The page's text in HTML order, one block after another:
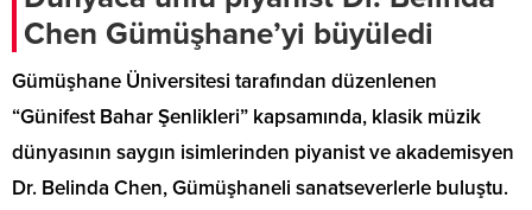
Chen Gümüşhane’yi büyüledi
Gümüşhane Üniversitesi tarafından düzenlenen
“Günifest Bahar Şenlikleri” kapsamında, klasik müzik
dünyasının saygın isimlerinden piyanist ve akademisyen
Dr. Belinda Chen, Gümüşhaneli sanatseverlerle buluştu.